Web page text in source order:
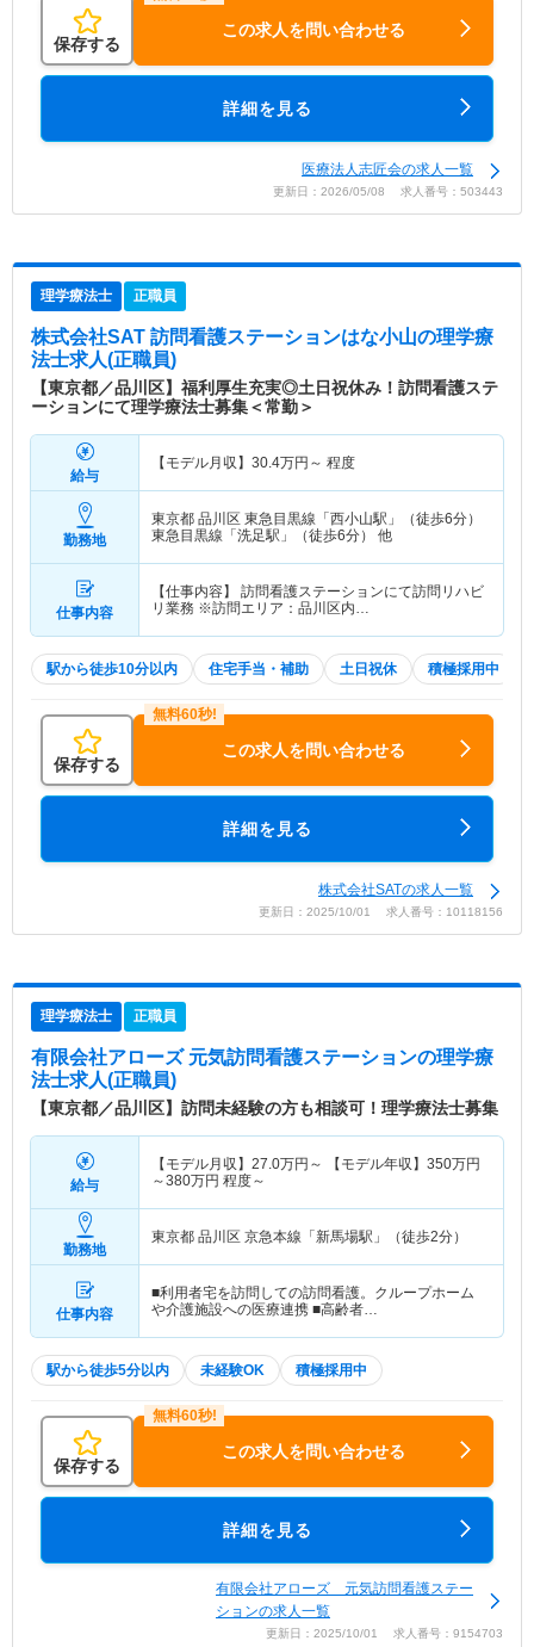
保存する
この求人を問い合わせる
詳細を見る
医療法人志匠会の求人一覧
更新日：2026/05/08 求人番号：503443
理学療法士 正職員
株式会社SAT 訪問看護ステーションはな小山の理学療
法士求人(正職員)
【東京都／品川区】福利厚生充実◎土日祝休み！訪問看護ステ
ーションにて理学療法士募集＜常勤＞
給与
【モデル月収】 30.4万円～ 程度
勤務地
東京都 品川区 東急目黒線「西小山駅」（徒歩6分）
東急目黒線「洗足駅」（徒歩6分） 他
仕事内容
【仕事内容】 訪問看護ステーションにて訪問リハビ
リ業務 ※訪問エリア：品川区内…
駅から徒歩10分以内 住宅手当・補助 土日祝休 積極採用中
保存する
この求人を問い合わせる
詳細を見る
株式会社SATの求人一覧
更新日：2025/10/01 求人番号：10118156
理学療法士 正職員
有限会社アローズ 元気訪問看護ステーションの理学療
法士求人(正職員)
【東京都／品川区】訪問未経験の方も相談可！理学療法士募集
給与
【モデル月収】 27.0万円～ 【モデル年収】 350万円
～380万円 程度～
勤務地
東京都 品川区 京急本線「新馬場駅」（徒歩2分）
仕事内容
■利用者宅を訪問しての訪問看護。クループホーム
や介護施設への医療連携 ■高齢者…
駅から徒歩5分以内 未経験OK 積極採用中
保存する
この求人を問い合わせる
詳細を見る
有限会社アローズ 元気訪問看護ステー
ションの求人一覧
更新日：2025/10/01 求人番号：9154703